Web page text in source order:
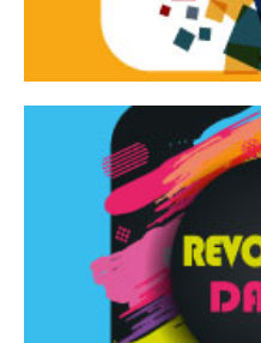
Rassegna di danza